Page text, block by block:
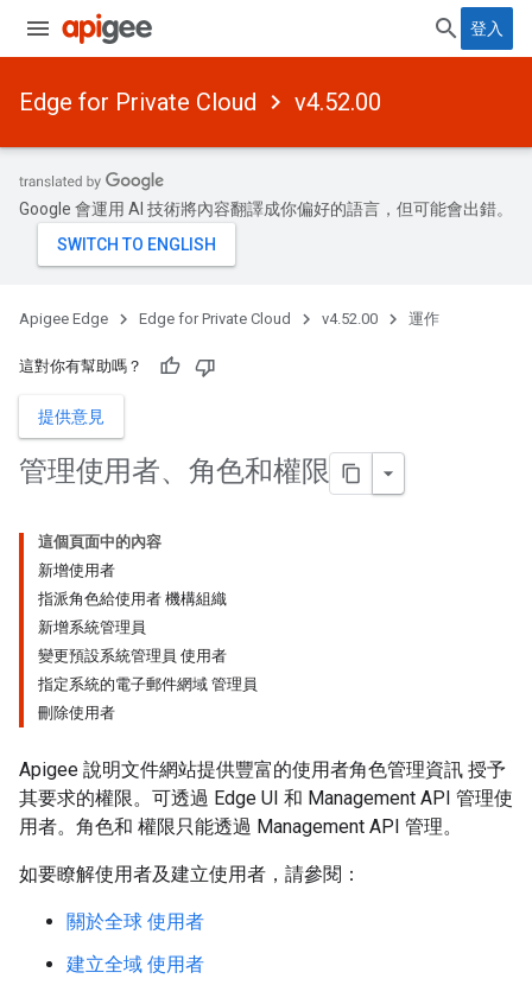
登入
Edge for Private Cloud v4.52.00
Google 會運用 AI 技術將內容翻譯成你偏好的語言，但可能會出錯。
Apigee Edge Edge for Private Cloud v4.52.00 運作
這對你有幫助嗎？
提供意見
管理使用者、角色和權限
這個頁面中的內容
新增使用者
指派角色給使用者 機構組織
新增系統管理員
變更預設系統管理員 使用者
指定系統的電子郵件網域 管理員
刪除使用者
Apigee 說明文件網站提供豐富的使用者角色管理資訊 授予
其要求的權限。可透過 Edge UI 和 Management API 管理使
用者。角色和 權限只能透過 Management API 管理。
如要瞭解使用者及建立使用者，請參閱：
關於全球 使用者
建立全域 使用者